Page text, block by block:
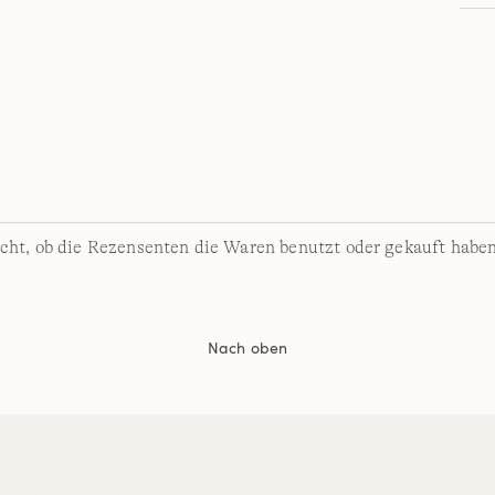
ob die Rezensenten die Waren benutzt oder gekauft
Nach oben